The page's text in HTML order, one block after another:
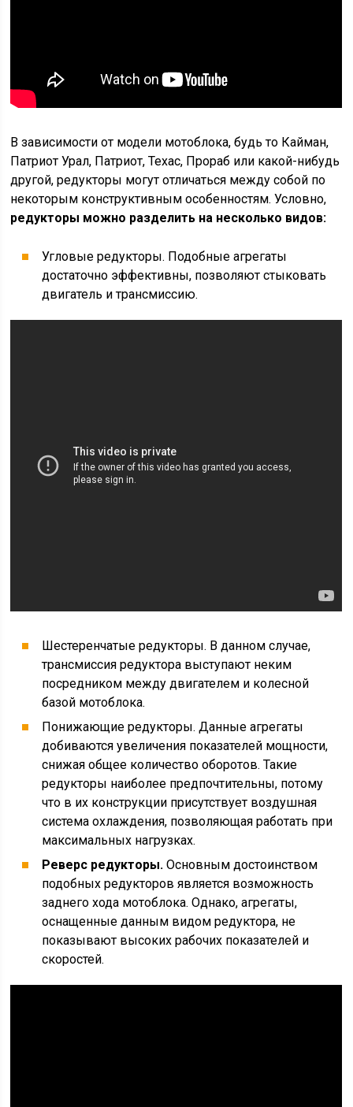
В зависимости от модели мотоблока, будь то Кайман,
Патриот Урал, Патриот, Техас, Прораб или какой-нибудь
другой, редукторы могут отличаться между собой по
некоторым конструктивным особенностям. Условно,
редукторы можно разделить на несколько видов:
Угловые редукторы. Подобные агрегаты
достаточно эффективны, позволяют стыковать
двигатель и трансмиссию.
Шестеренчатые редукторы. В данном случае,
трансмиссия редуктора выступают неким
посредником между двигателем и колесной
базой мотоблока.
Понижающие редукторы. Данные агрегаты
добиваются увеличения показателей мощности,
снижая общее количество оборотов. Такие
редукторы наиболее предпочтительны, потому
что в их конструкции присутствует воздушная
система охлаждения, позволяющая работать при
максимальных нагрузках.
Реверс редукторы. Основным достоинством
подобных редукторов является возможность
заднего хода мотоблока. Однако, агрегаты,
оснащенные данным видом редуктора, не
показывают высоких рабочих показателей и
скоростей.